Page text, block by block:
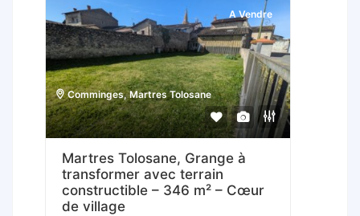
A Vendre
Comminges,Martres Tolosane
Martres Tolosane, Grange à
transformer avec terrain
constructible – 346 m² – Cœur
de village